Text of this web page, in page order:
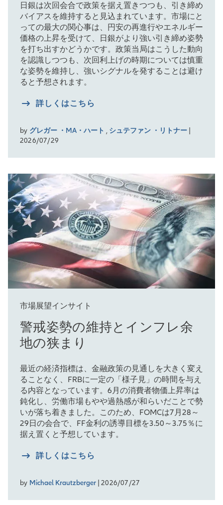
日銀は次回会合で政策を据え置きつつも、引き締め
バイアスを維持すると見込まれています。市場にと
っての最大の関心事は、円安の再進行やエネルギー
価格の上昇を受けて、日銀がより強い引き締め姿勢
を打ち出すかどうかです。政策当局はこうした動向
を認識しつつも、次回利上げの時期については慎重
な姿勢を維持し、強いシグナルを発することは避け
ると予想されます。
詳しくはこちら
by グレガー ・MA・ハート , シュテファン ・リトナー
2026/07/29
市場展望インサイト
警戒姿勢の維持とインフレ余
地の狭まり
最近の経済指標は、金融政策の見通しを大きく変え
ることなく、FRBに一定の「様子見」の時間を与え
る内容となっています。6月の消費者物価上昇率は
鈍化し、労働市場もやや過熱感が和らいだことで勢
いが落ち着きました。このため、FOMCは7月28～
29日の会合で、FF金利の誘導目標を3.50～3.75％に
据え置くと予想しています。
詳しくはこちら
by Michael Krautzberger| 2026/07/27